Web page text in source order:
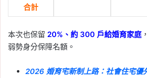
合計
本次也保留 20%、約 300 戶給婚育家庭
弱勢身分保障名額。
2026 婚育宅新制上路：社會住宅優